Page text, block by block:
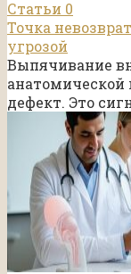
Статьи 0
Точка
угрозой
Выпячивание
анатомической
дефект. Это